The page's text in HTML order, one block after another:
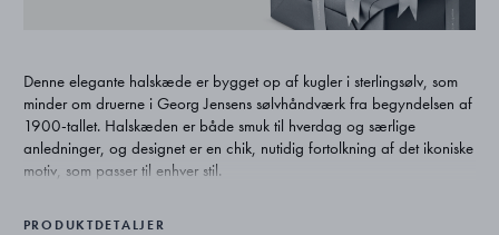
Denne elegante halskæde er bygget op af kugler i sterlingsølv, som
minder om druerne i Georg Jensens sølvhåndværk fra begyndelsen af
1900-tallet. Halskæden er både smuk til hverdag og særlige
anledninger, og designet er en chik, nutidig fortolkning af det ikoniske
motiv, som passer til enhver stil.
PRODUKTDETALJER